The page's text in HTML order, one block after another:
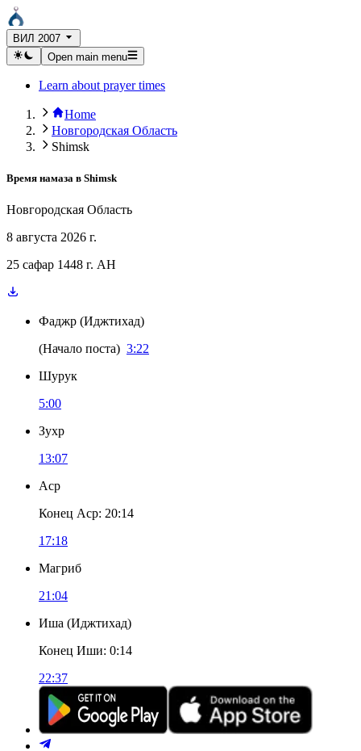
ВИЛ 2007
Open main menu
Learn about prayer times
Home
Новгородская Область
Shimsk
Время намаза в Shimsk
Новгородская Область
8 августа 2026 г.
25 сафар 1448 г. AH
Фаджр (Иджтихад)
(Начало поста) 3:22
Шурук
5:00
Зухр
13:07
Аср
Конец Аср: 20:14
17:18
Магриб
21:04
Иша (Иджтихад)
Конец Иши: 0:14
22:37